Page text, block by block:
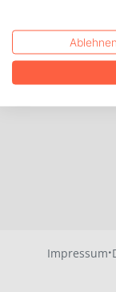
Impressum·
Ablehnen